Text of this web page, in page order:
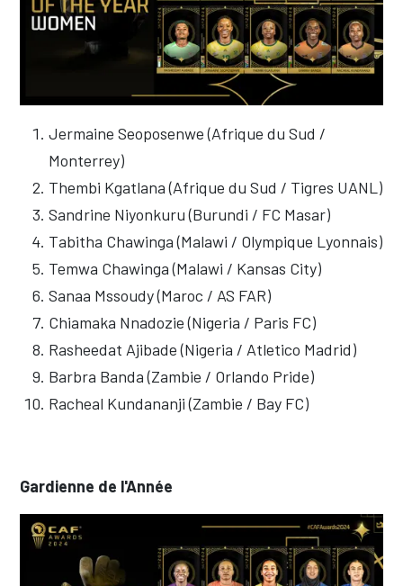
Jermaine Seoposenwe (Afrique du Sud /
Monterrey)
Thembi Kgatlana (Afrique du Sud / Tigres UANL)
Sandrine Niyonkuru (Burundi / FC Masar)
Tabitha Chawinga (Malawi / Olympique Lyonnais)
Temwa Chawinga (Malawi / Kansas City)
Sanaa Mssoudy (Maroc / AS FAR)
Chiamaka Nnadozie (Nigeria / Paris FC)
Rasheedat Ajibade (Nigeria / Atletico Madrid)
Barbra Banda (Zambie / Orlando Pride)
Racheal Kundananji (Zambie / Bay FC)
Gardienne de l'Année